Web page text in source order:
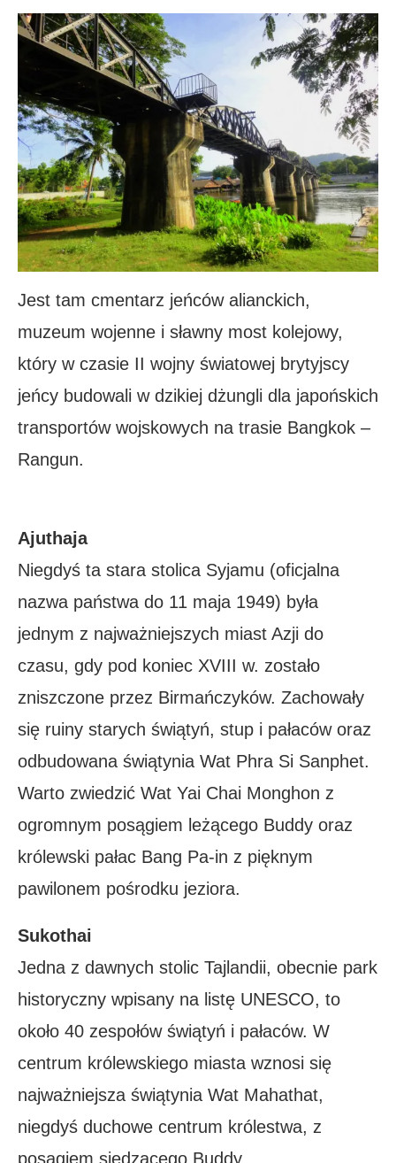
Jest tam cmentarz jeńców alianckich,
muzeum wojenne i sławny most kolejowy,
który w czasie II wojny światowej brytyjscy
jeńcy budowali w dzikiej dżungli dla japońskich
transportów wojskowych na trasie Bangkok –
Rangun.
Ajuthaja
Niegdyś ta stara stolica Syjamu (oficjalna
nazwa państwa do 11 maja 1949) była
jednym z najważniejszych miast Azji do
czasu, gdy pod koniec XVIII w. zostało
zniszczone przez Birmańczyków. Zachowały
się ruiny starych świątyń, stup i pałaców oraz
odbudowana świątynia Wat Phra Si Sanphet.
Warto zwiedzić Wat Yai Chai Monghon z
ogromnym posągiem leżącego Buddy oraz
królewski pałac Bang Pa-in z pięknym
pawilonem pośrodku jeziora.
Sukothai
Jedna z dawnych stolic Tajlandii, obecnie park
historyczny wpisany na listę UNESCO, to
około 40 zespołów świątyń i pałaców. W
centrum królewskiego miasta wznosi się
najważniejsza świątynia Wat Mahathat,
niegdyś duchowe centrum królestwa, z
posągiem siedzącego Buddy.